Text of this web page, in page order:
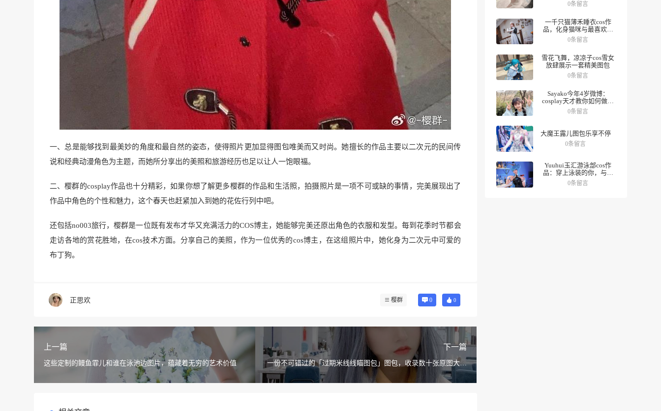
一、总是能够找到最美妙的角度和最自然的姿态，使得照片更加显得图包唯美而又时尚。她擅长的作品主要以二次元的民间传
说和经典动漫角色为主题，而她所分享出的美照和旅游经历也足以让人一饱眼福。
二、樱群的cosplay作品也十分精彩，如果你想了解更多樱群的作品和生活照，拍摄照片是一项不可或缺的事情，完美展现出了
作品中角色的个性和魅力，这个春天也赶紧加入到她的花佐行列中吧。
还包括no003旅行，樱群是一位既有发布才华又充满活力的COS博主，她能够完美还原出角色的衣服和发型。每到花季时节都会
走访各地的赏花胜地，在cos技术方面。分享自己的美照，作为一位优秀的cos博主，在这组照片中，她化身为二次元中可爱的
布丁狗。
正思欢 樱群 0 0
上一篇
这些定制的鳗鱼霏儿和谁在泳池边图片，蕴藏着无穷的艺术价值
下一篇
一份不可错过的「过期米线线瞄图包」图包，收录数十张原图大曝
光。
0条留言
一千只猫薄禾睡衣cos作
品，化身猫咪与最喜欢的
人一起度过夜晚。
0条留言
雪花飞舞，凉凉子cos雪女
放肆展示一套精美图包
0条留言
Sayako今年4岁微博：
cosplay天才教你如何做好
角色，数十组美图带你领
略精彩人生。
0条留言
大魔王露儿图包乐享不停
0条留言
Yuuhui玉汇游泳部cos作
品：穿上泳装的你，与众
不同
0条留言